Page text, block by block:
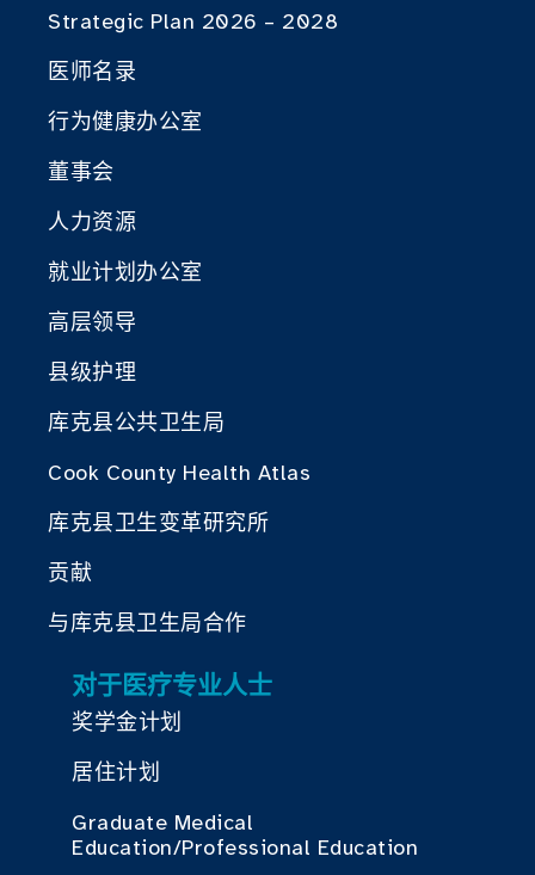
Strategic Plan 2026 – 2028
医师名录
行为健康办公室
董事会
人力资源
就业计划办公室
高层领导
县级护理
库克县公共卫生局
Cook County Health Atlas
库克县卫生变革研究所
贡献
与库克县卫生局合作
对于医疗专业人士
奖学金计划
居住计划
Graduate Medical
Education/Professional Education